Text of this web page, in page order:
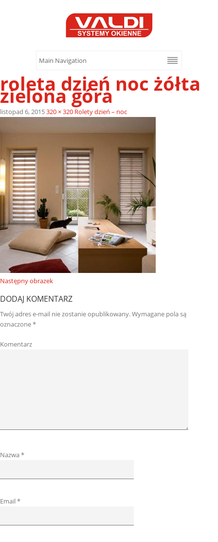
roleta dzień noc żółta
zielona góra
listopad 6, 2015320 × 320 Rolety dzień – noc
Następny obrazek
DODAJ KOMENTARZ
Twój adres e-mail nie zostanie opublikowany.Wymagane pola są
oznaczone*
Komentarz
Nazwa*
Email*